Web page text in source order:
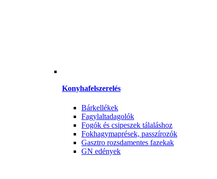
Konyhafelszerelés
Bárkellékek
Fagylaltadagolók
Fogók és csipeszek tálaláshoz
Fokhagymaprések, passzírozók
Gasztro rozsdamentes fazekak
GN edények